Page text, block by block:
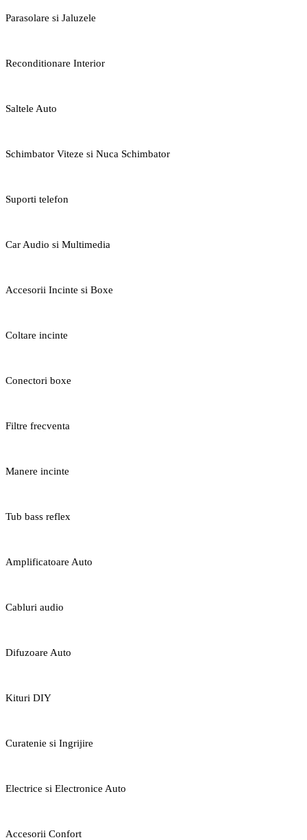
Parasolare si Jaluzele
Reconditionare Interior
Saltele Auto
Schimbator Viteze si Nuca Schimbator
Suporti telefon
Car Audio si Multimedia
Accesorii Incinte si Boxe
Coltare incinte
Conectori boxe
Filtre frecventa
Manere incinte
Tub bass reflex
Amplificatoare Auto
Cabluri audio
Difuzoare Auto
Kituri DIY
Curatenie si Ingrijire
Electrice si Electronice Auto
Accesorii Confort